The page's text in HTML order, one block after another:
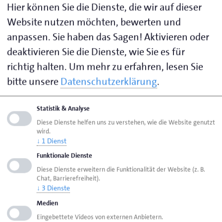
24937 Flensburg
Mo. - Do. von 7.30 Uhr bis 12.30 Uhr
und von 13.00 Uhr bis 16.30 Uhr Fr. von
7.30 Uhr bis 14.00 Uhr
Visitenkarte speichern (.vcf)
Ihr Ansprechpartner zu folgenden Themen:
Allgemeine und rechtliche Fragen zur Beruflichen
Bildung
Anerkennung beruflicher Abschlüsse
Berufsbildungsausschuss
Lehrlings- und Gesellenprüfungswesen
Hier können Sie die Dienste, die wir auf dieser
Website nutzen möchten, bewerten und
anpassen. Sie haben das Sagen! Aktivieren oder
deaktivieren Sie die Dienste, wie Sie es für
richtig halten. Um mehr zu erfahren, lesen Sie
bitte unsereDatenschutzerklärung.
Statistik & Analyse
Diese Dienste helfen uns zu verstehen, wie die Website genutzt
wird.
↓ 1 Dienst
Funktionale Dienste
Diese Dienste erweitern die Funktionalität der Website (z. B.
Chat, Barrierefreiheit).
↓ 3 Dienste
Medien
Eingebettete Videos von externen Anbietern.